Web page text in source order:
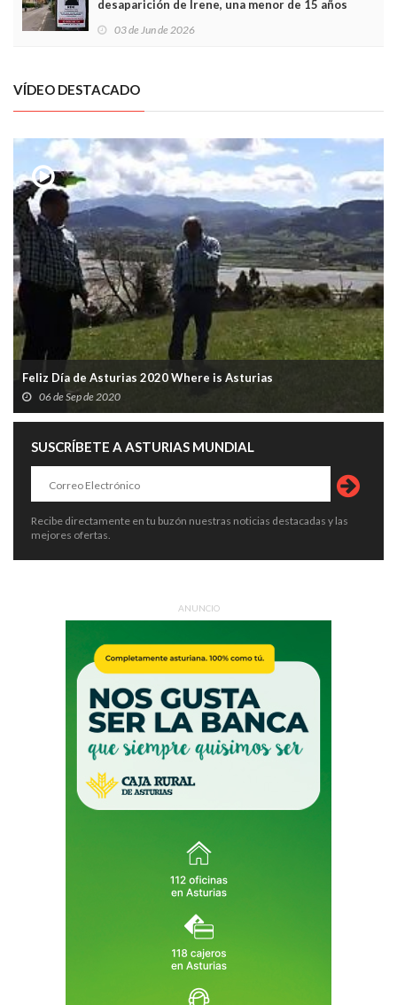
desaparición de Irene, una menor de 15 años
03 de Jun de 2026
VÍDEO DESTACADO
Feliz Día de Asturias 2020 Where is Asturias
06 de Sep de 2020
SUSCRÍBETE A ASTURIAS MUNDIAL
Recibe directamente en tu buzón nuestras noticias destacadas y las
mejores ofertas.
ANUNCIO